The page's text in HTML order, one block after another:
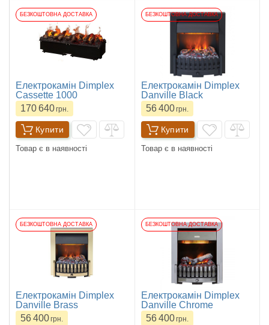
БЕЗКОШТОВНА ДОСТАВКА
Електрокамін Dimplex
Cassette 1000
170 640грн.
Купити
Товар є в наявності
БЕЗКОШТОВНА ДОСТАВКА
Електрокамін Dimplex
Danville Black
56 400грн.
Купити
Товар є в наявності
БЕЗКОШТОВНА ДОСТАВКА
Електрокамін Dimplex
Danville Brass
56 400грн.
БЕЗКОШТОВНА ДОСТАВКА
Електрокамін Dimplex
Danville Chrome
56 400грн.